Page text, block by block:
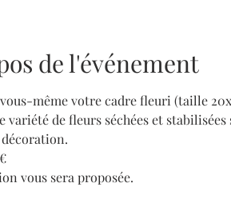
de l'événement
même votre cadre fleuri (taille
variété de fleurs séchées et
vous sera proposée.